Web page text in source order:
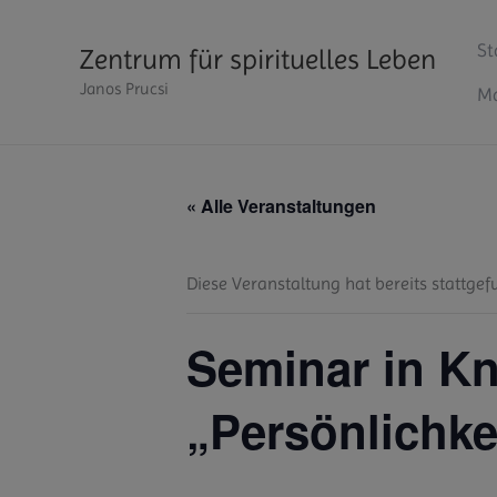
Zentrum für spirituelles Leben
Janos Prucsi
« Alle Veranstaltungen
Diese Veranstaltung hat bereits
Seminar in